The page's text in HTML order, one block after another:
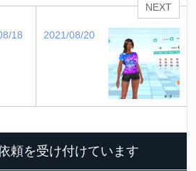
18
NEXT
2021/08/20
頼を受け付けています